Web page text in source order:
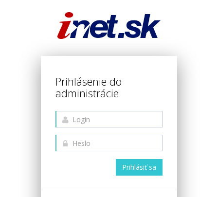
Prihlásenie do
administrácie
Prihlásiť sa